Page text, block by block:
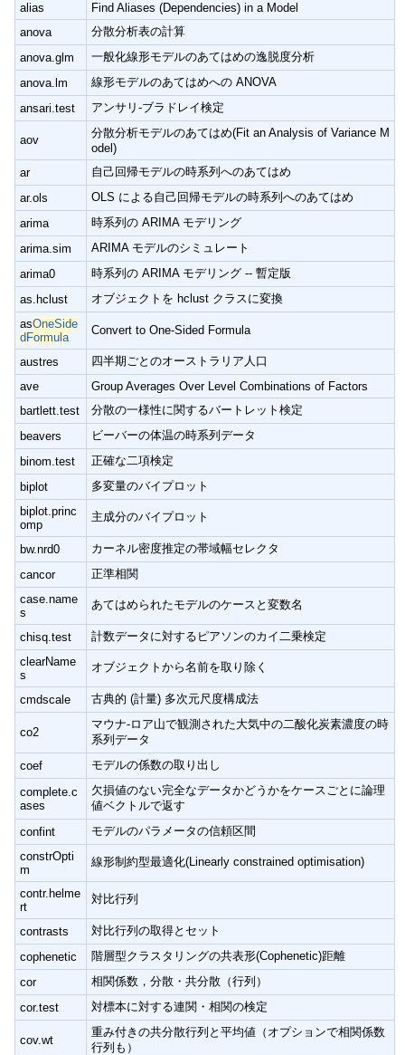
alias
Find Aliases (Dependencies) in a Model
anova
分散分析表の計算
anova.glm
一般化線形モデルのあてはめの逸脱度分析
anova.lm
線形モデルのあてはめへの ANOVA
ansari.test
アンサリ-ブラドレイ検定
aov
分散分析モデルのあてはめ(Fit an Analysis of Variance M
odel)
ar
自己回帰モデルの時系列へのあてはめ
ar.ols
OLS による自己回帰モデルの時系列へのあてはめ
arima
時系列の ARIMA モデリング
arima.sim
ARIMA モデルのシミュレート
arima0
時系列の ARIMA モデリング -- 暫定版
as.hclust
オブジェクトを hclust クラスに変換
asOneSide
dFormula
Convert to One-Sided Formula
austres
四半期ごとのオーストラリア人口
ave
Group Averages Over Level Combinations of Factors
bartlett.test
分散の一様性に関するバートレット検定
beavers
ビーバーの体温の時系列データ
binom.test
正確な二項検定
biplot
多変量のバイプロット
biplot.princ
omp
主成分のバイプロット
bw.nrd0
カーネル密度推定の帯域幅セレクタ
cancor
正準相関
case.name
s
あてはめられたモデルのケースと変数名
chisq.test
計数データに対するピアソンのカイ二乗検定
clearName
s
オブジェクトから名前を取り除く
cmdscale 古典的 (計量) 多次元尺度構成法
co2
マウナ-ロア山で観測された大気中の二酸化炭素濃度の時
系列データ
coef
モデルの係数の取り出し
complete.c
ases
欠損値のない完全なデータかどうかをケースごとに論理
値ベクトルで返す
confint
モデルのパラメータの信頼区間
constrOpti
m
線形制約型最適化(Linearly constrained optimisation)
contr.helme
rt
対比行列
contrasts
対比行列の取得とセット
cophenetic
階層型クラスタリングの共表形(Cophenetic)距離
cor
相関係数，分散・共分散（行列）
cor.test
対標本に対する連関・相関の検定
cov.wt
重み付きの共分散行列と平均値（オプションで相関係数
行列も）